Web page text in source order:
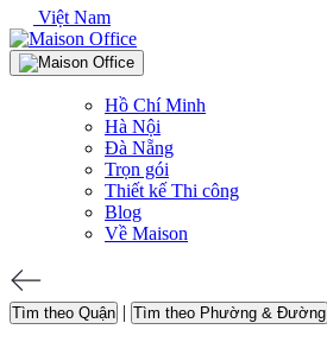
Việt Nam
Hồ Chí Minh
Hà Nội
Đà Nẵng
Trọn gói
Thiết kế Thi công
Blog
Về Maison
Tìm theo Quận | Tìm theo Phường & Đường